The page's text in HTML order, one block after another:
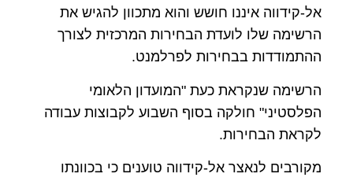
אל-קידווה איננו חושש והוא מתכוון להגיש את
הרשימה שלו לועדת הבחירות המרכזית לצורך
ההתמודדות בבחירות לפרלמנט.
הרשימה שנקראת כעת "המועדון הלאומי
הפלסטיני" חולקה בסוף השבוע לקבוצות עבודה
לקראת הבחירות.
מקורבים לנאצר אל-קידווה טוענים כי בכוונתו